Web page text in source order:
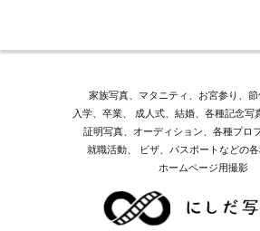
家族写真、マタニティ、お宮参り、節
入学、卒業、
成人式、結婚、各種記念写
証明写真、オーディション、各種プロ
就職活動、
ビザ、パスポートなどの各
ホームページ用撮影